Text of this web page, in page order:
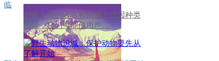
临
动物之间的语言和沟通方式因种类
而异，它们可能使用声…